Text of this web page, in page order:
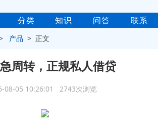
分类 知识 问答 联系
产品 > 正文
周转，正规私人借贷
08-05 10:26:01 2743次浏览